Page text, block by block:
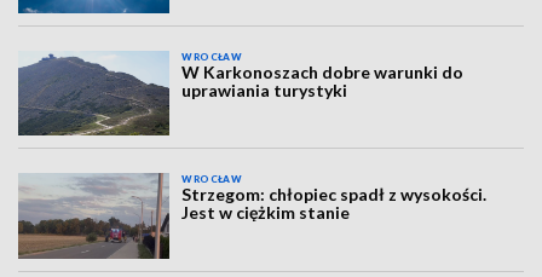
WROCŁAW
W Karkonoszach dobre warunki do
uprawiania turystyki
WROCŁAW
Strzegom: chłopiec spadł z wysokości.
Jest w ciężkim stanie